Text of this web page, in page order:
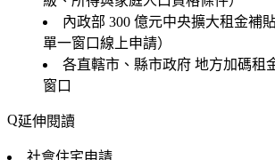
內政部 300 億元中央擴大租金補
單一窗口線上申請）
各直轄市、縣市政府 地方加碼租
窗口
延伸閱讀
社會住宅申請